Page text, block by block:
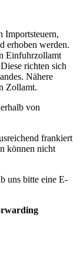
Importsteuern,
erhoben werden.
Einfuhrzollamt
richten sich
Nähere
Zollamt.
von
frankiert
können nicht
uns bitte eine E-